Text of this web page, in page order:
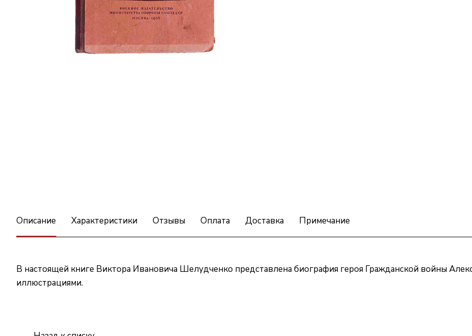
Описание Характеристики Отзывы Оплата Доставка Примечание
В настоящей книге Виктора Ивановича Шелудченко представлена биография героя Гражданской войны
иллюстрациями.